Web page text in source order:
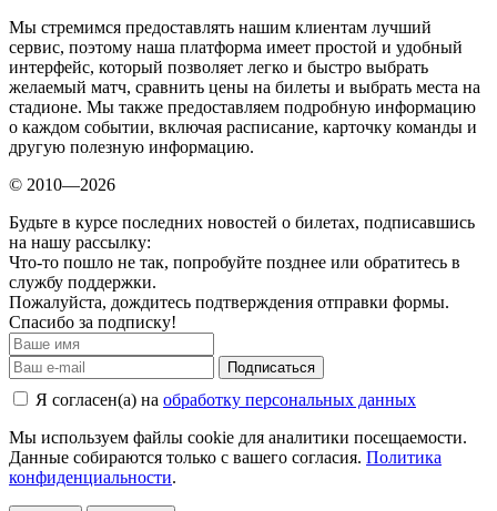
Мы стремимся предоставлять нашим клиентам лучший
сервис, поэтому наша платформа имеет простой и удобный
интерфейс, который позволяет легко и быстро выбрать
желаемый матч, сравнить цены на билеты и выбрать места на
стадионе. Мы также предоставляем подробную информацию
о каждом событии, включая расписание, карточку команды и
другую полезную информацию.
© 2010—2026
Будьте в курсе последних новостей о билетах, подписавшись
на нашу рассылку:
Что-то пошло не так, попробуйте позднее или обратитесь в
службу поддержки.
Пожалуйста, дождитесь подтверждения отправки формы.
Спасибо за подписку!
Подписаться
Я согласен(а) на обработку персональных данных
Мы используем файлы cookie для аналитики посещаемости.
Данные собираются только с вашего согласия. Политика
конфиденциальности.